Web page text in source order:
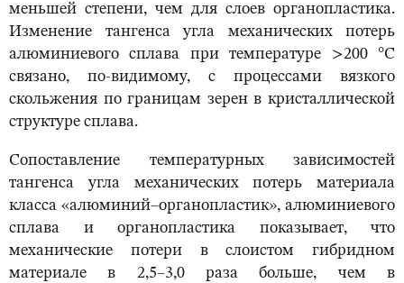
меньшей степени, чем для слоев органопластика.
Изменение тангенса угла механических потерь
алюминиевого сплава при температуре >200 °С
связано, по-видимому, с процессами вязкого
скольжения по границам зерен в кристаллической
структуре сплава.
Сопоставление температурных зависимостей
тангенса угла механических потерь материала
класса «алюминий–органопластик», алюминиевого
сплава и органопластика показывает, что
механические потери в слоистом гибридном
материале в 2,5–3,0 раза больше, чем в